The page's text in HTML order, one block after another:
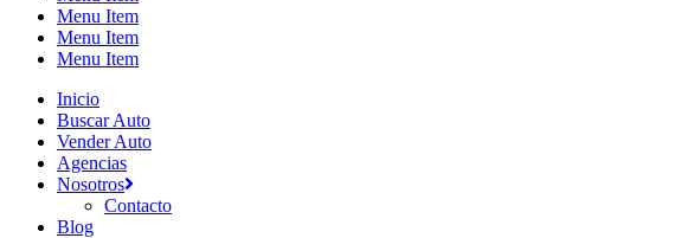
Menu Item
Menu Item
Menu Item
Inicio
Buscar Auto
Vender Auto
Agencias
Nosotros
Contacto
Blog